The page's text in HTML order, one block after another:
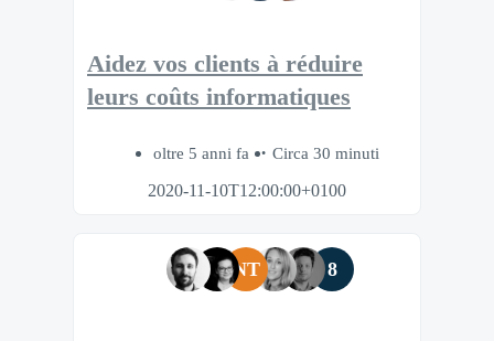
Aidez vos clients à réduire
leurs coûts informatiques
oltre 5 anni fa
Circa 30 minuti
2020-11-10T12:00:00+0100
NT 8